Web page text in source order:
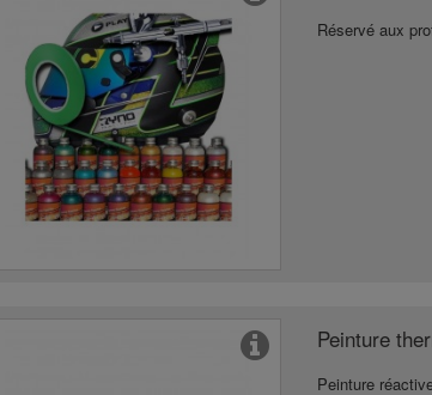
Réservé aux
Peinture
Peinture